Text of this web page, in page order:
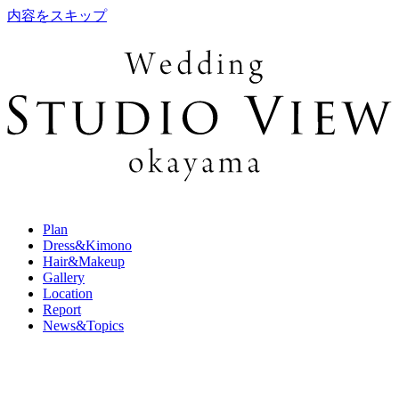
内容をスキップ
Plan
Dress&Kimono
Hair&Makeup
Gallery
Location
Report
News&Topics